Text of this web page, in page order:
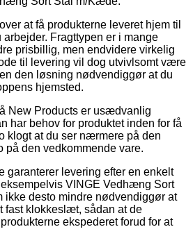
at få produkterne leveret hjem til
Fragttypen er i mange
prisbillig, men endvidere virkelig
til levering vil dog utvivlsomt være
den løsning nødvendiggør at du
hjemsted.
New Products er usædvanlig
har behov for produktet inden for få
klogt at du ser nærmere på den
på den vedkommende vare.
garanterer levering efter en enkelt
VINGE Vedhæng Sort
ikke desto mindre nødvendiggør at
fast klokkeslæt, sådan at de
ekspederet forud for at